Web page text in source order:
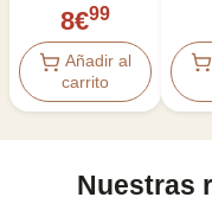
8€99
Añadir al
carrito
Nuestras